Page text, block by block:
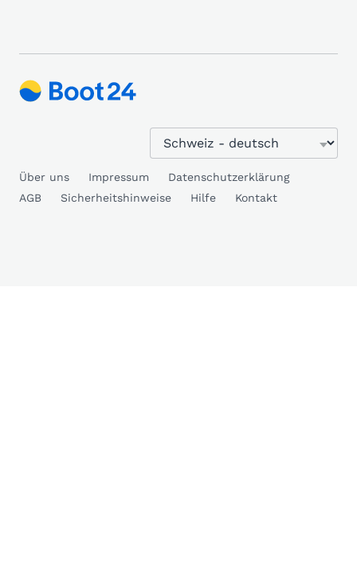
Über uns Impressum
Datenschutzerklärung
AGB
Sicherheitshinweise Hilfe Kontakt